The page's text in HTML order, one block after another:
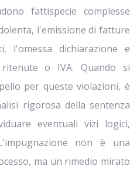
fattispecie complesse
l'emissione di fatture
l'omessa dichiarazione e
o IVA. Quando si
per queste violazioni, è
rigorosa della sentenza
eventuali vizi logici,
non è una
ma un rimedio mirato